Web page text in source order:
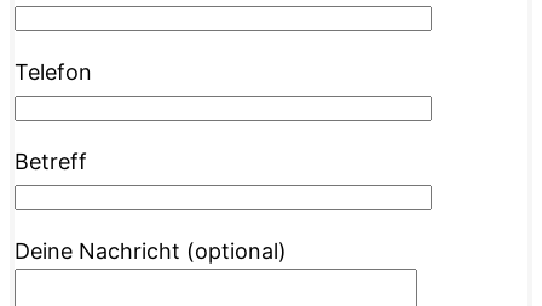
Telefon
Betreff
Deine Nachricht (optional)